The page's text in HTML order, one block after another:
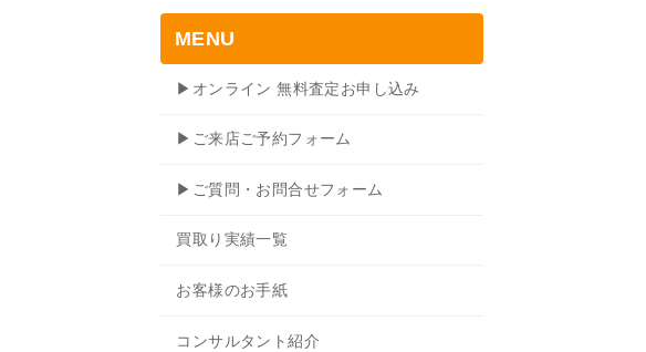
MENU
▶オンライン 無料査定お申し込み
▶ご来店ご予約フォーム
▶ご質問・お問合せフォーム
買取り実績一覧
お客様のお手紙
コンサルタント紹介